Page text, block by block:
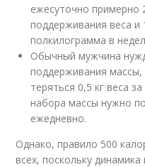
ежесуточно примерно
поддерживания веса и
полкилограмма в
Обычный мужчина
поддерживания массы,
теряться 0,5 кг веса
набора массы нужно
ежедневно.
Однако, правило 500
всех, поскольку